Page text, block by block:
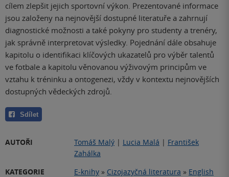
cílem zlepšit jejich sportovní výkon. Prezentované informace
jsou založeny na nejnovější dostupné literatuře a zahrnují
diagnostické možnosti a také pokyny pro studenty a trenéry,
jak správně interpretovat výsledky. Pojednání dále obsahuje
kapitolu o identifikaci klíčových ukazatelů pro výběr talentů
ve fotbale a kapitolu věnovanou výživovým principům ve
vztahu k tréninku a ontogenezi, vždy v kontextu nejnovějších
dostupných vědeckých zdrojů.
Sdílet
AUTOŘI Tomáš Malý | Lucia Malá | František
Zahálka
KATEGORIE
E-knihy » Cizojazyčná literatura » English